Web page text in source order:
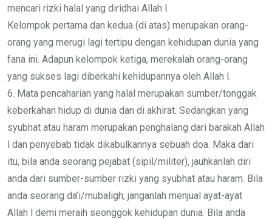
mencari rizki halal yang diridhai Allah l.
Kelompok pertama dan kedua (di atas) merupakan orang-
orang yang merugi lagi tertipu dengan kehidupan dunia yang
fana ini. Adapun kelompok ketiga, merekalah orang-orang
yang sukses lagi diberkahi kehidupannya oleh Allah l.
6. Mata pencaharian yang halal merupakan sumber/tonggak
keberkahan hidup di dunia dan di akhirat. Sedangkan yang
syubhat atau haram merupakan penghalang dari barakah Allah
l dan penyebab tidak dikabulkannya sebuah doa. Maka dari
itu, bila anda seorang pejabat (sipil/militer), jauhkanlah diri
anda dari sumber-sumber rizki yang syubhat atau haram. Bila
anda seorang da’i/mubaligh, janganlah menjual ayat-ayat
Allah l demi meraih seonggok kehidupan dunia. Bila anda